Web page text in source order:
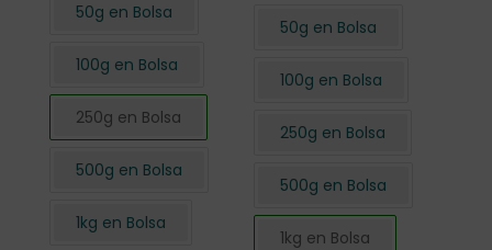
50g en Bolsa
100g en Bolsa
250g en Bolsa
500g en Bolsa
1kg en Bolsa
50g en Bolsa
100g en Bolsa
250g en Bolsa
500g en Bolsa
1kg en Bolsa